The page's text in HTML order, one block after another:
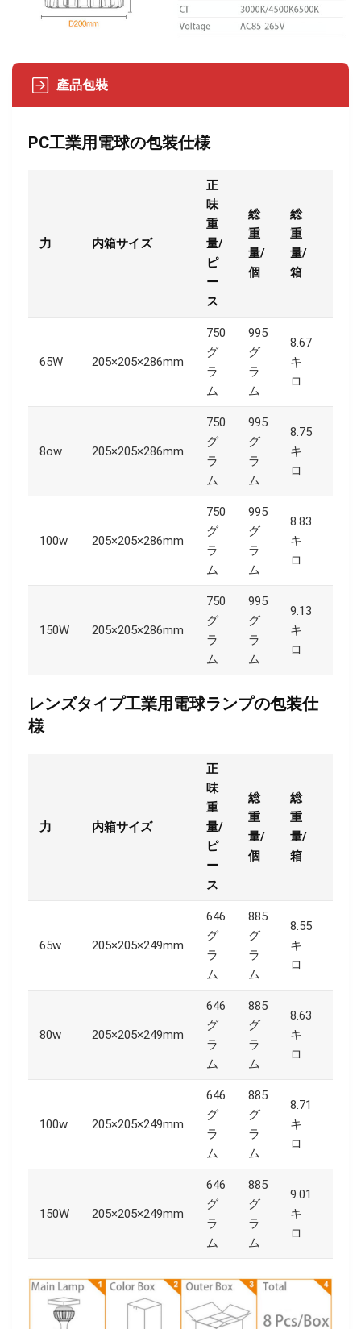
產品包裝
PC工業用電球の包装仕様
力 内箱サイズ
正
味
重
量/
ピ
ー
ス
総
重
量/
個
総
重
量/
箱
65W 205×205×286mm
750
グ
ラ
ム
995
グ
ラ
ム
8.67
キ
ロ
8ow 205×205×286mm
750
グ
ラ
ム
995
グ
ラ
ム
8.75
キ
ロ
100w 205×205×286mm
750
グ
ラ
ム
995
グ
ラ
ム
8.83
キ
ロ
150W 205×205×286mm
750
グ
ラ
ム
995
グ
ラ
ム
9.13
キ
ロ
レンズタイプ工業用電球ランプの包装仕
様
力 内箱サイズ
正
味
重
量/
ピ
ー
ス
総
重
量/
個
総
重
量/
箱
65w 205×205×249mm
646
グ
ラ
ム
885
グ
ラ
ム
8.55
キ
ロ
80w 205×205×249mm
646
グ
ラ
ム
885
グ
ラ
ム
8.63
キ
ロ
100w 205×205×249mm
646
グ
ラ
ム
885
グ
ラ
ム
8.71
キ
ロ
150W 205×205×249mm
646
グ
ラ
ム
885
グ
ラ
ム
9.01
キ
ロ